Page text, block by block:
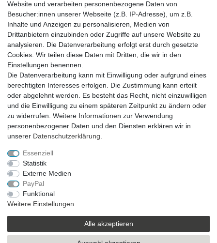
VERSAND
SICHER EINKAUFEN
Sicher einkaufen mit
durchgehender SSL-Verschlüsselung
* Alle Preise verstehen sich inkl. MwSt. zzgl. Versandkosten. Alle Angebote sind
freibleibend zzgl. Versandkosten und bei Nachnahme Übermittlungsentgelt.
Copyright 2019 © Kremers-Schatzkiste | Alle Rechte vorbehalten.
Website und verarbeiten personenbezogene Daten von
Besucher:innen unserer Webseite (z.B. IP-Adresse), um z.B.
Inhalte und Anzeigen zu personalisieren, Medien von
Drittanbietern einzubinden oder Zugriffe auf unsere Website zu
analysieren. Die Datenverarbeitung erfolgt erst durch gesetzte
Cookies. Wir teilen diese Daten mit Dritten, die wir in den
Einstellungen benennen.
Die Datenverarbeitung kann mit Einwilligung oder aufgrund eines
berechtigten Interesses erfolgen. Die Zustimmung kann erteilt
oder abgelehnt werden. Es besteht das Recht, nicht einzuwilligen
und die Einwilligung zu einem späteren Zeitpunkt zu ändern oder
zu widerrufen. Weitere Informationen zur Verwendung
personenbezogener Daten und den Diensten erklären wir in
unserer Daten­schutz­erklärung
Essenziell
Statistik
Externe Medien
PayPal
Funktional
Weitere Einstellungen
Alle akzeptieren